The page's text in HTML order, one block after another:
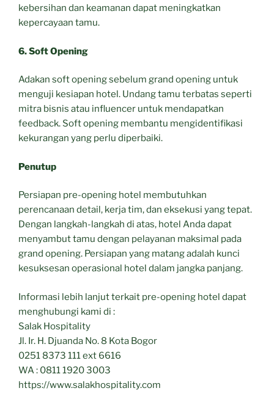
kebersihan dan keamanan dapat meningkatkan
kepercayaan tamu.
6. Soft Opening
Adakan soft opening sebelum grand opening untuk
menguji kesiapan hotel. Undang tamu terbatas seperti
mitra bisnis atau influencer untuk mendapatkan
feedback. Soft opening membantu mengidentifikasi
kekurangan yang perlu diperbaiki.
Penutup
Persiapan pre-opening hotel membutuhkan
perencanaan detail, kerja tim, dan eksekusi yang tepat.
Dengan langkah-langkah di atas, hotel Anda dapat
menyambut tamu dengan pelayanan maksimal pada
grand opening. Persiapan yang matang adalah kunci
kesuksesan operasional hotel dalam jangka panjang.
Informasi lebih lanjut terkait pre-opening hotel dapat
menghubungi kami di :
Salak Hospitality
Jl. Ir. H. Djuanda No. 8 Kota Bogor
0251 8373 111 ext 6616
WA : 0811 1920 3003
https://www.salakhospitality.com